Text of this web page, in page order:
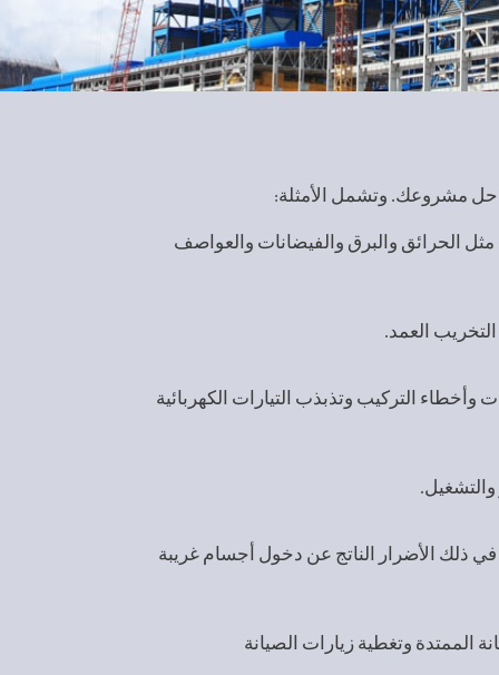
مشروعك. وتشمل الأمثلة:
مثل الحرائق والبرق والفيضانات والعواصف
العمد.
وأخطاء التركيب وتذبذب التيارات الكهربائية
والتشغيل.
ذلك الأضرار الناتج عن دخول أجسام غريبة
الممتدة وتغطية زيارات الصيانة